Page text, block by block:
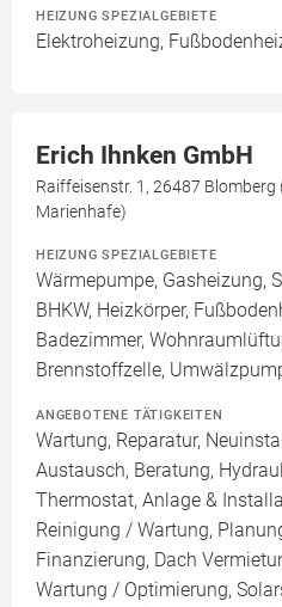
HEIZUNG SPEZIALGEBIETE
Elektroheizung,
Erich Ihnken GmbH
Raiffeisenstr. 1, 26487 Blomberg
Marienhafe)
HEIZUNG SPEZIALGEBIETE
Wärmepumpe, Gasheizung,
BHKW, Heizkörper,
Badezimmer,
Brennstoffzelle,
ANGEBOTENE TÄTIGKEITEN
Wartung, Reparatur,
Austausch, Beratung,
Thermostat, Anlage &
Reinigung / Wartung,
Finanzierung, Dach
Wartung / Optimierung,